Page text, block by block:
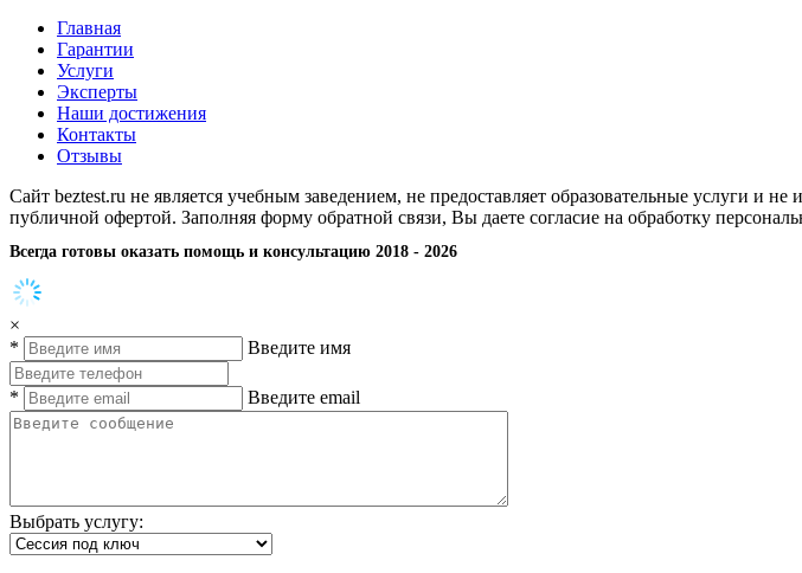
Главная
Гарантии
Услуги
Эксперты
Наши достижения
Контакты
Отзывы
Сайт beztest.ru не является учебным заведением, не предоставляет образовательные услуги и
публичной офертой. Заполняя форму обратной связи, Вы даете согласие на обработку
Всегда готовы оказать помощь и консультацию 2018 - 2026
×
*
Введите имя
* Введите email
Выбрать услугу: